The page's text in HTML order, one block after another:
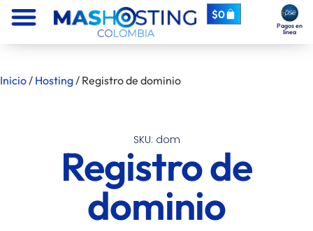
$0
Pagos en
línea
Inicio / Hosting / Registro de dominio
SKU: dom
Registro de
dominio